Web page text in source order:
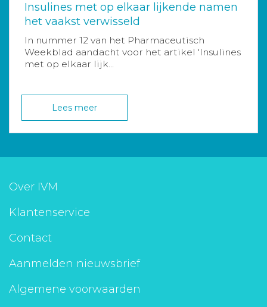
Insulines met op elkaar lijkende namen
het vaakst verwisseld
In nummer 12 van het Pharmaceutisch
Weekblad aandacht voor het artikel 'Insulines
met op elkaar lijk...
Lees meer
Over IVM
Klantenservice
Contact
Aanmelden nieuwsbrief
Algemene voorwaarden